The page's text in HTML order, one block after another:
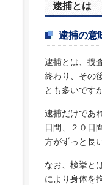
逮捕とは
逮捕の意
逮捕とは、捜
終わり、その
とも多いです
逮捕だけであ
日間、２０日
方がずっと長
なお、検挙と
により身体を